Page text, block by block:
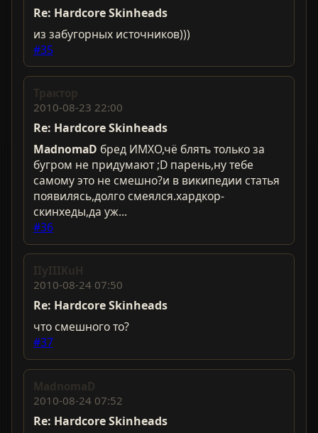
Re: Hardcorе Skinheads
из забугорных источников)))
#35
Трактор
2010-08-23 22:00
Re: Hardcorе Skinheads
MadnomaD бред ИМХО,чё блять только за
бугром не придумают ;D парень,ну тебе
самому это не смешно?и в википедии статья
появилясь,долго смеялся.хардкор-
скинхеды,да уж...
#36
IIyIIIKuH
2010-08-24 07:50
Re: Hardcorе Skinheads
что смешного то?
#37
MadnomaD
2010-08-24 07:52
Re: Hardcorе Skinheads